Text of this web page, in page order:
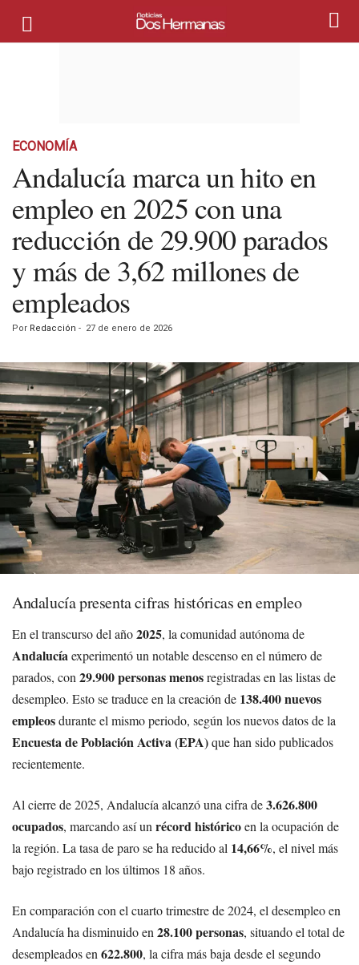
ECONOMÍA
Andalucía marca un hito en
empleo en 2025 con una
reducción de 29.900 parados
y más de 3,62 millones de
empleados
Por Redacción - 27 de enero de 2026
Andalucía presenta cifras históricas en empleo
En el transcurso del año2025, la comunidad autónoma de
Andalucíaexperimentó un notable descenso en el número de
parados, con 29.900 personas menosregistradas en las listas de
desempleo. Esto se traduce en la creación de 138.400 nuevos
empleosdurante el mismo periodo, según los nuevos datos de la
Encuesta de Población Activa (EPA)que han sido publicados
recientemente.
Al cierre de 2025, Andalucía alcanzó una cifra de3.626.800
ocupados, marcando así un récord históricoen la ocupación de
la región. La tasa de paro se ha reducido al 14,66%, el nivel más
bajo registrado en los últimos 18 años.
En comparación con el cuarto trimestre de 2024, el desempleo en
Andalucía ha disminuido en 28.100 personas, situando el total de
desempleados en 622.800, la cifra más baja desde el segundo